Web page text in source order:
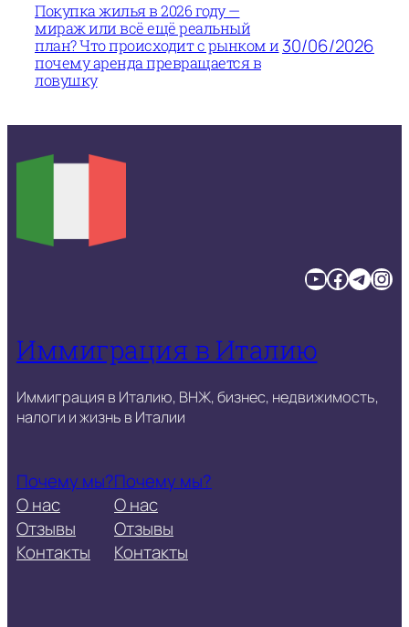
Покупка жилья в 2026 году —
мираж или всё ещё реальный
план? Что происходит с рынком и
почему аренда превращается в
ловушку
30/06/2026
YouTube Facebook TelegramInstagram
Иммиграция в Италию
Иммиграция в Италию, ВНЖ, бизнес, недвижимость,
налоги и жизнь в Италии
Почему мы?
О нас
Отзывы
Контакты
Почему мы?
О нас
Отзывы
Контакты